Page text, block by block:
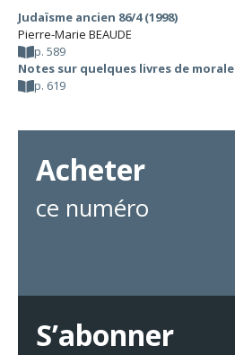
Judaïsme ancien 86/4 (1998)
Pierre-Marie BEAUDE
p. 589
Notes sur quelques livres de morale
p. 619
Acheter
ce numéro
S’abonner